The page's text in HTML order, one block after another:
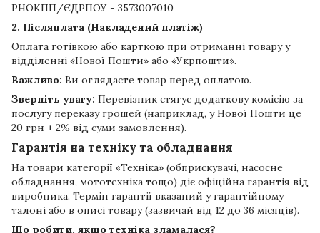
РНОКПП/ЄДРПОУ - 3573007010
2. Післяплата (Накладений платіж)
Оплата готівкою або карткою при отриманні товару у
відділенні «Нової Пошти» або «Укрпошти».
Важливо: Ви оглядаєте товар перед оплатою.
Зверніть увагу: Перевізник стягує додаткову комісію за
послугу переказу грошей (наприклад, у Нової Пошти це
20 грн + 2% від суми замовлення).
Гарантія на техніку та обладнання
На товари категорії «Техніка» (обприскувачі, насосне
обладнання, мототехніка тощо) діє офіційна гарантія від
виробника. Термін гарантії вказаний у гарантійному
талоні або в описі товару (зазвичай від 12 до 36 місяців).
Що робити, якщо техніка зламалася?